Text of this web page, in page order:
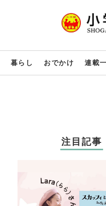
暮らし おでかけ 連載
注目記事